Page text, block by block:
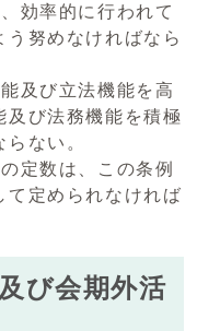
効率的に行われて
努めなければなら
及び立法機能を高
及び法務機能を積極
ない。
定数は、この条例
て定められなければ
び会期外活